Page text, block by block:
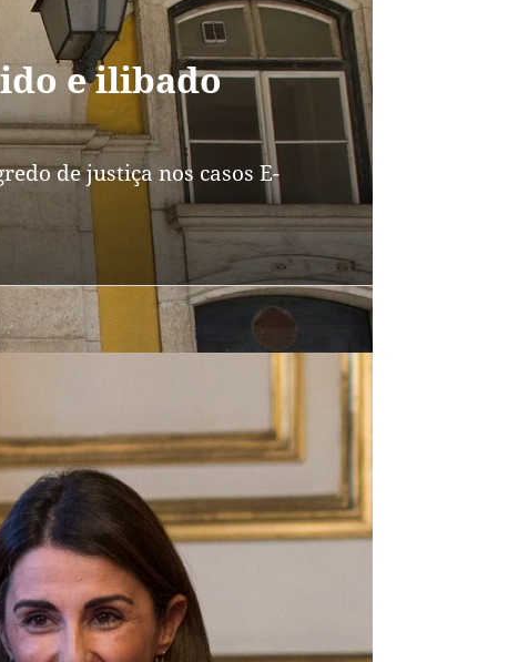
e ilibado
de justiça nos casos E-